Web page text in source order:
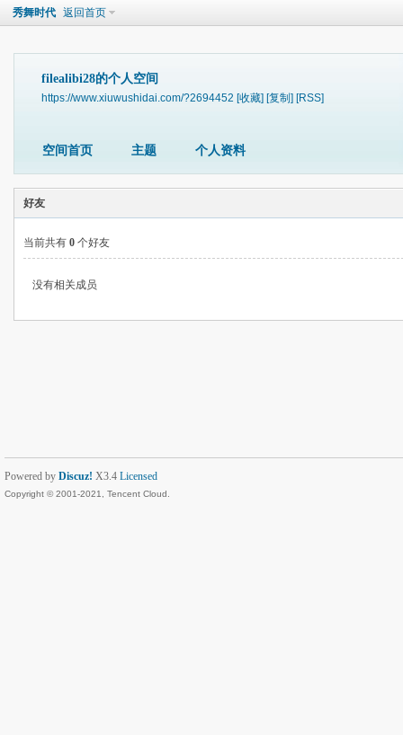
秀舞时代 返回首页
filealibi28的个人空间
https://www.xiuwushidai.com/?2694452 [收藏] [复制] [RSS]
空间首页 主题 个人资料
好友
当前共有 0 个好友
没有相关成员
Powered by Discuz! X3.4 Licensed
Copyright © 2001-2021, Tencent Cloud.